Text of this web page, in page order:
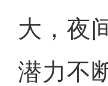
大，夜
潜力不